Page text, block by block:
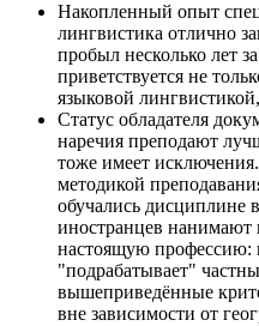
Накопленный опыт
лингвистика отлично
пробыл несколько лет
приветствуется не
языковой
Статус обладателя
наречия преподают
тоже имеет
методикой
обучались дисциплине
иностранцев нанимают
настоящую профессию:
"подрабатывает"
вышеприведённые
вне зависимости от